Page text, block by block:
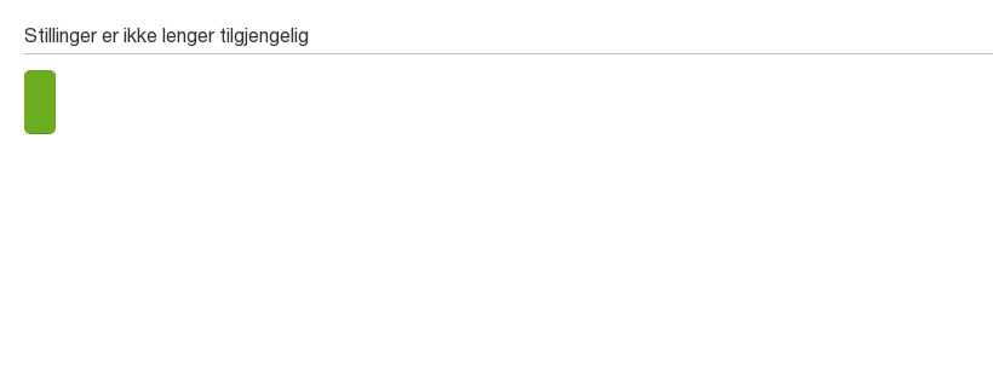
Stillinger er ikke lenger tilgjengelig